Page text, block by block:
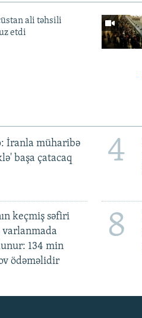
ali təhsili
etdi
İranla müharibə
başa çatacaq
4
keçmiş səfiri
varlanmada
134 min
ödəməlidir
8